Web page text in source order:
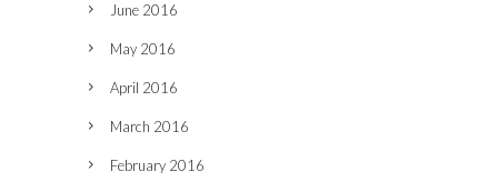
June 2016
May 2016
April 2016
March 2016
February 2016